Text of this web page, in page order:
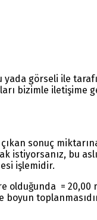
görseli ile
bizimle iletişime
sonuç
istiyorsanız, bu
işlemidir.
olduğunda =
boyun